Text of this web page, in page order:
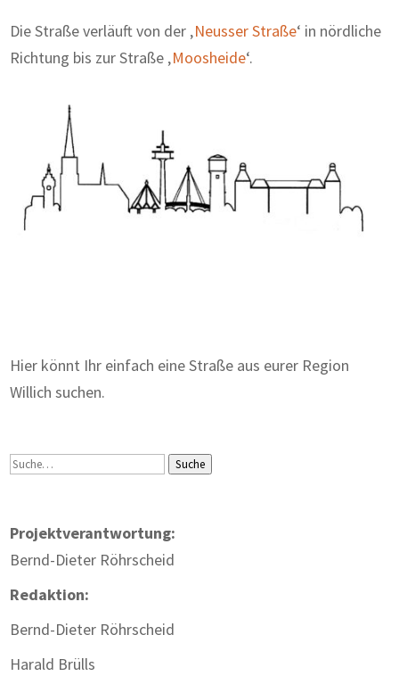
Die Straße verläuft von der ‚Neusser Straße‘ in nördliche
Richtung bis zur Straße ‚Moosheide‘.
Hier könnt Ihr einfach eine Straße aus eurer Region
Willich suchen.
Suche Suche
Projektverantwortung:
Bernd-Dieter Röhrscheid
Redaktion:
Bernd-Dieter Röhrscheid
Harald Brülls